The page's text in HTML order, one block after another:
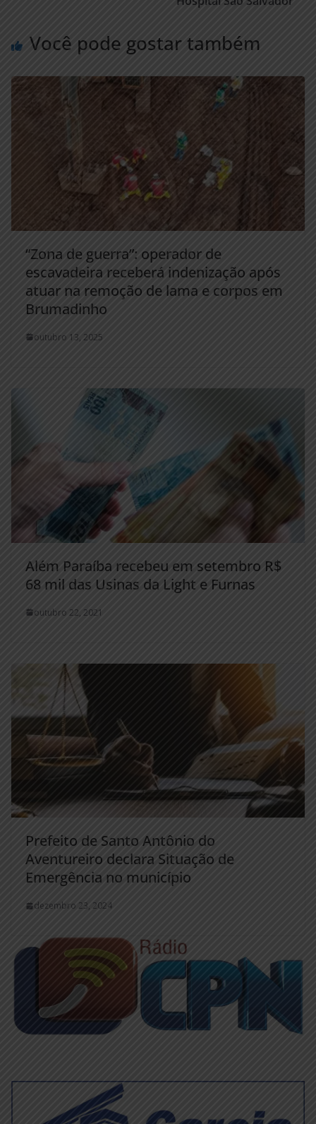
Você pode gostar também
“Zona de guerra”: operador de
escavadeira receberá indenização após
atuar na remoção de lama e corpos em
Brumadinho
outubro 13, 2025
Além Paraíba recebeu em setembro R$
68 mil das Usinas da Light e Furnas
outubro 22, 2021
Prefeito de Santo Antônio do
Aventureiro declara Situação de
Emergência no município
dezembro 23, 2024